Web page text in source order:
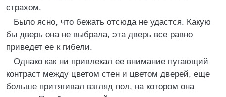
страхом.
Было ясно, что бежать отсюда не удастся. Какую
бы дверь она не выбрала, эта дверь все равно
приведет ее к гибели.
Однако как ни привлекал ее внимание пугающий
контраст между цветом стен и цветом дверей, еще
больше притягивал взгляд пол, на котором она